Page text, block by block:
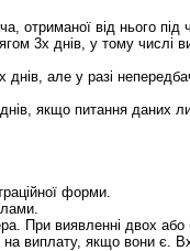
отриманої від нього під
3х днів, у тому числі
але у разі
якщо питання даних
форми.
При виявленні двох
виплату, якщо вони є.